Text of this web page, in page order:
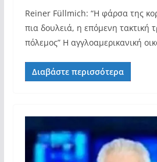
Reiner Füllmich: “Η φάρσα της
πια δουλειά, η επόμενη τακτική
πόλεμος” Η αγγλοαμερικανική
Διαβάστε περισσότερα